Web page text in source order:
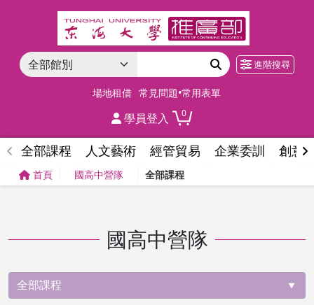
進階搜尋
場地租借 常見問題•常用表單
學員登入 0
全部課程 人文藝術 經管貿易 企業委訓 創意
首頁 國高中營隊 全部課程
國高中營隊
全部課程